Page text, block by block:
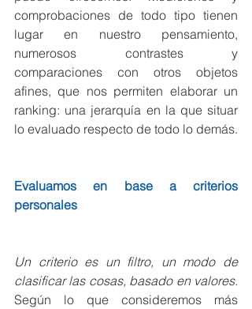
comprobaciones de todo tipo tienen
lugar en nuestro pensamiento,
numerosos contrastes y
comparaciones con otros objetos
afines, que nos permiten elaborar un
ranking: una jerarquía en la que situar
lo evaluado respecto de todo lo demás.
Evaluamos en base a criterios
personales
Un criterio es un filtro, un modo de
clasificar las cosas, basado en valores.
Según lo que consideremos más